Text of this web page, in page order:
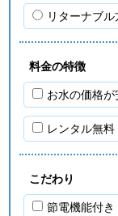
リターナブル
料金の特徴
お水の価格が
レンタル無料
こだわり
節電機能付き